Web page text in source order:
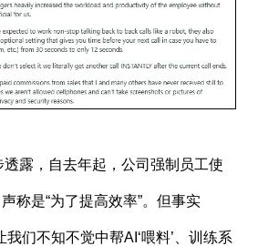
透露，自去年起，公司强制员工使
称是“为了提高效率”。但事实
我们不知不觉中帮AI‘喂料’、训练系